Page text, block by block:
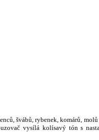
švábů, rybenek, komárů,
vysílá kolísavý tón s